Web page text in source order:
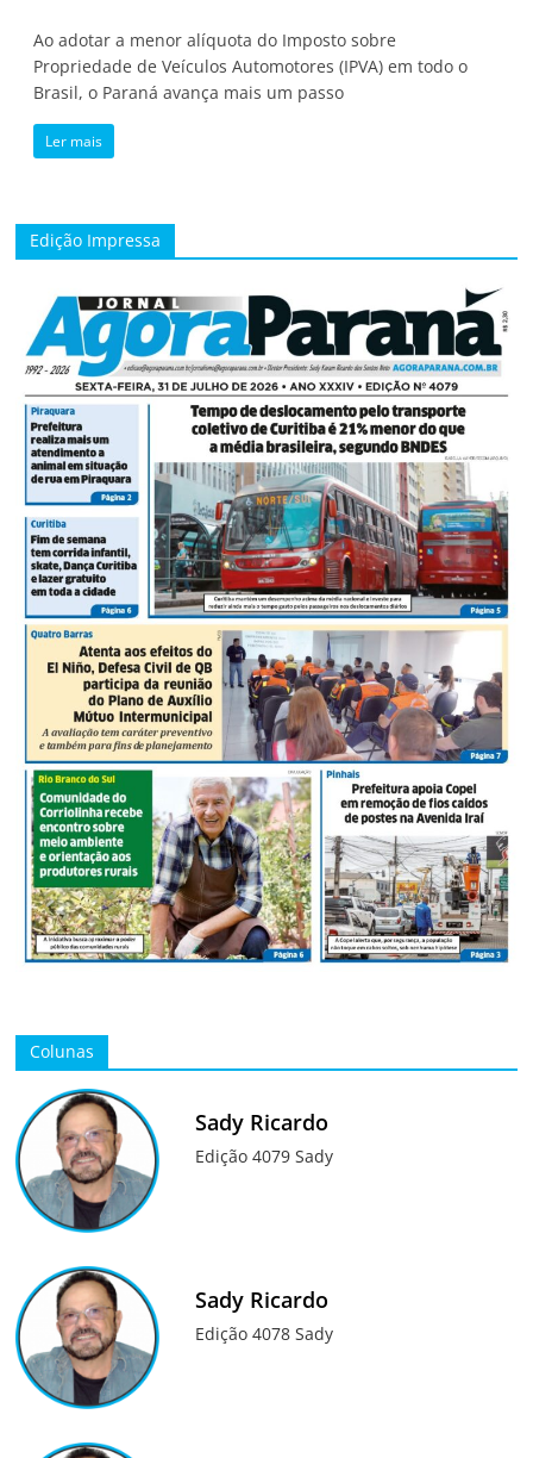
Ao adotar a menor alíquota do Imposto sobre
Propriedade de Veículos Automotores (IPVA) em todo o
Brasil, o Paraná avança mais um passo
Ler mais
Edição Impressa
Colunas
Sady Ricardo
Edição 4079 Sady
Sady Ricardo
Edição 4078 Sady